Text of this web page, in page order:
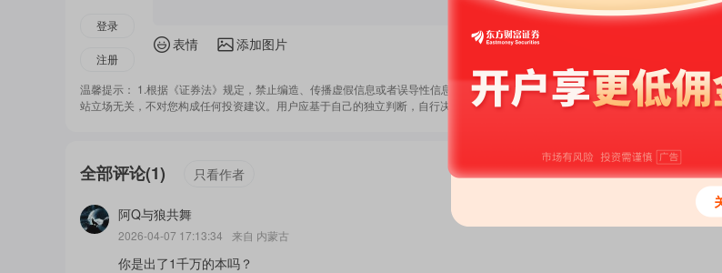
登录
注册
表情 添加图片
温馨提示： 1.根据《证券法》规定，禁止编造、传播虚假信息或者误导性信息，扰乱证券市场；2.用户在本社区发表的所有资料、言
站立场无关，不对您构成任何投资建议。用户应基于自己的独立判断，自行决定证券投资并承担相应风险。《东方财富社区管理规定
全部评论(1) 只看作者
阿Q与狼共舞
2026-04-07 17:13:34 来自 内蒙古
你是出了1千万的本吗？